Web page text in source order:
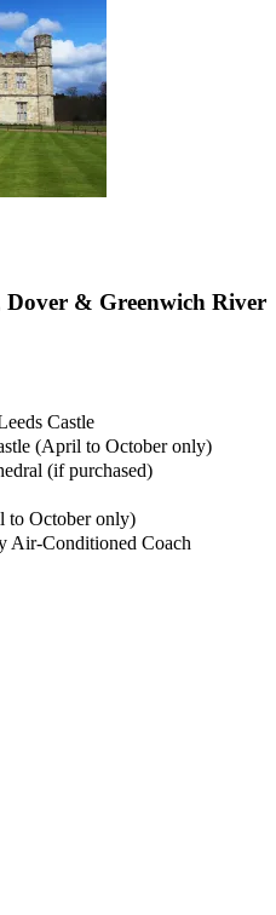
Dover & Greenwich River
Castle
(April to October only)
(if purchased)
to October only)
Air-Conditioned Coach